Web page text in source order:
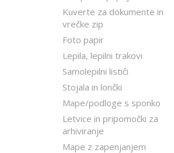
Kuverte za dokumente in
vrečke zip
Foto papir
Lepila, lepilni trakovi
Samolepilni lističi
Stojala in lončki
Mape/podloge s sponko
Letvice in pripomočki za
arhiviranje
Mape z zapenjanjem